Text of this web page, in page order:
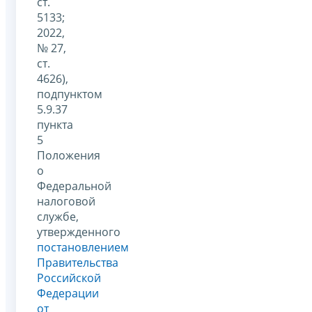
5133;
2022,
№ 27,
ст.
4626),
подпунктом
5.9.37
пункта
5
Положения
о
Федеральной
налоговой
службе,
утвержденного
постановлением
Правительства
Российской
Федерации
от